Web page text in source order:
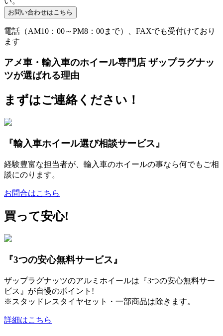
電話（AM10：00～PM8：00まで）、FAXでも受付けており
ます
アメ車・輸入車のホイール専門店 ザップラグナッ
ツが選ばれる理由
まずはご連絡ください！
『輸入車ホイール選び相談サービス』
経験豊富な担当者が、輸入車のホイールの事なら何でもご相
談にのります。
お問合はこちら
買って安心!
『3つの安心無料サービス』
ザップラグナッツのアルミホイールは『3つの安心無料サー
ビス』が自慢のポイント!
※スタッドレスタイヤセット・一部商品は除きます。
詳細はこちら